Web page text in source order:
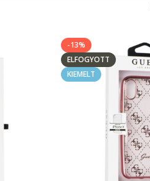
-13%
ELFOGYOTT
KIEMELT